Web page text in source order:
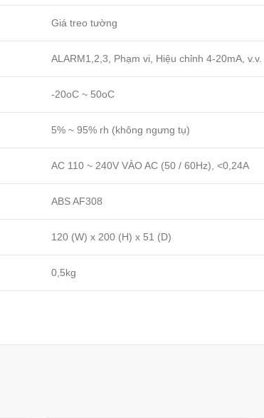
Giá treo tường
ALARM1,2,3, Phạm vi, Hiệu chỉnh 4-20mA, v.v.
-20oC ~ 50oC
5% ~ 95% rh (không ngưng tụ)
AC 110 ~ 240V VÀO AC (50 / 60Hz), <0,24A
ABS AF308
120 (W) x 200 (H) x 51 (D)
0,5kg